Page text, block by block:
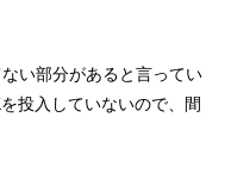
い部分があると言ってい
投入していないので、間